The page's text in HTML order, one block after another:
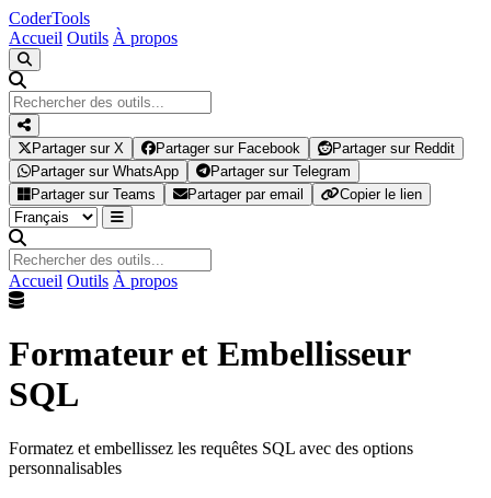
CoderTools
Accueil Outils À propos
Partager sur X Partager sur Facebook
Partager sur Reddit
Partager sur WhatsApp
Partager sur Telegram
Partager sur Teams
Partager par email Copier le lien
Accueil Outils À propos
Formateur et Embellisseur
SQL
Formatez et embellissez les requêtes SQL avec des options
personnalisables